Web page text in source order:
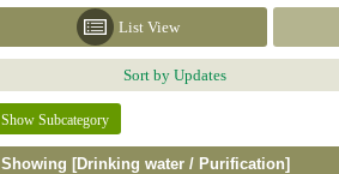
List View
Sort by Updates
Show Subcategory
Showing [Drinking water / Purification]